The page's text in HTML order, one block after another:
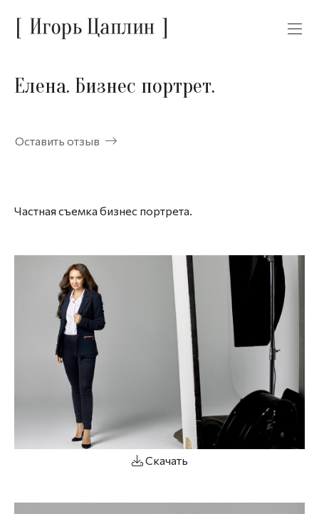
Елена. Бизнес портрет.
Оставить отзыв
Частная съемка бизнес портрета.
Скачать